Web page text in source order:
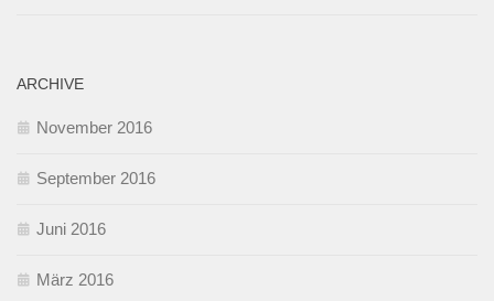
ARCHIVE
November 2016
September 2016
Juni 2016
März 2016